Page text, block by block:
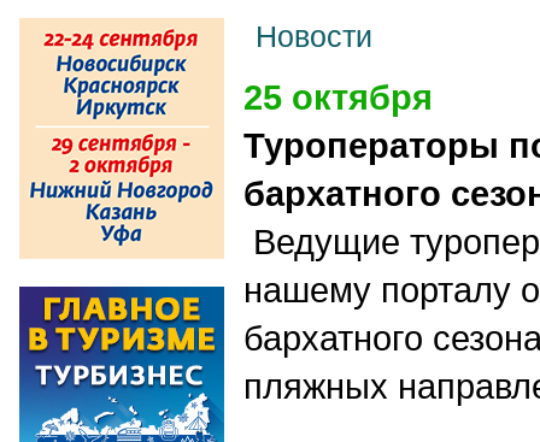
Новости
25 октября
Туроператоры
бархатного
Ведущие
нашему порталу о
бархатного
пляжных